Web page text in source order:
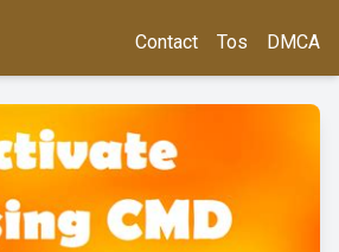
Contact Tos DMCA